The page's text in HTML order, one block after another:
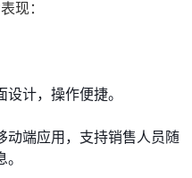
现：
计，操作便捷。
动端应用，支持销售人员随